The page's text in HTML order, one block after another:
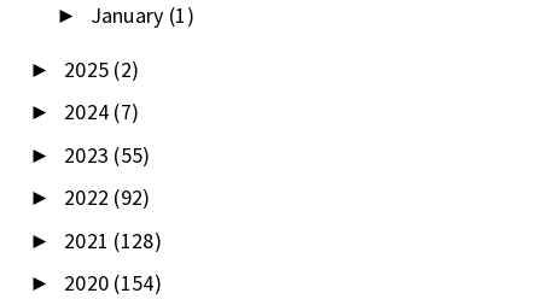
► January (1)
► 2025 (2)
► 2024 (7)
► 2023 (55)
► 2022 (92)
► 2021 (128)
► 2020 (154)